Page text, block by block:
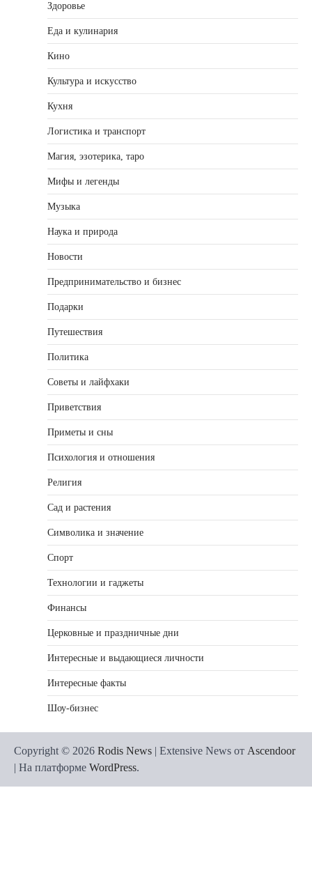
Здоровье
Еда и кулинария
Кино
Культура и искусство
Кухня
Логистика и транспорт
Магия, эзотерика, таро
Мифы и легенды
Музыка
Наука и природа
Новости
Предпринимательство и бизнес
Подарки
Путешествия
Политика
Советы и лайфхаки
Приветствия
Приметы и сны
Психология и отношения
Религия
Сад и растения
Символика и значение
Спорт
Технологии и гаджеты
Финансы
Церковные и праздничные дни
Интересные и выдающиеся личности
Интересные факты
Шоу-бизнес
Copyright © 2026 Rodis News | Extensive News от Ascendoor
| На платформе WordPress.